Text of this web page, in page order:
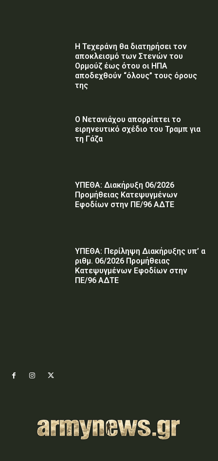
Η Τεχεράνη θα διατηρήσει τον
αποκλεισμό των Στενών του
Ορμούζ έως ότου οι ΗΠΑ
αποδεχθούν “όλους” τους όρους
της
Ο Νετανιάχου απορρίπτει το
ειρηνευτικό σχέδιο του Τραμπ για
τη Γάζα
ΥΠΕΘΑ: Διακήρυξη 06/2026
Προμήθειας Κατεψυγμένων
Εφοδίων στην ΠΕ/96 ΑΔΤΕ
ΥΠΕΘΑ: Περίληψη Διακήρυξης υπ’ α
ριθμ. 06/2026 Προμήθειας
Κατεψυγμένων Εφοδίων στην
ΠΕ/96 ΑΔΤΕ